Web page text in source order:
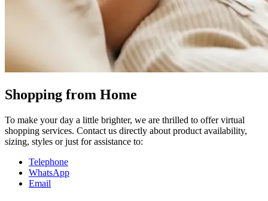
Shopping from Home
To make your day a little brighter, we are thrilled to offer virtual
shopping services. Contact us directly about product availability,
sizing, styles or just for assistance to:
Telephone
WhatsApp
Email